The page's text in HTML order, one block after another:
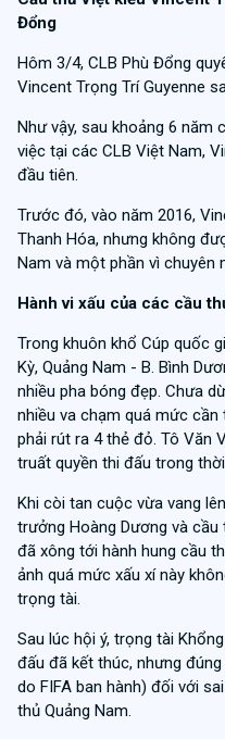
Đổng
Hôm 3/4, CLB Phù Đổng
Vincent Trọng Trí Guyenne
Như vậy, sau khoảng 6 năm
việc tại các CLB Việt Nam,
đầu tiên.
Trước đó, vào năm 2016,
Thanh Hóa, nhưng không
Nam và một phần vì chuyên
Hành vi xấu của các cầu
Trong khuôn khổ Cúp quốc
Kỳ, Quảng Nam - B. Bình
nhiều pha bóng đẹp. Chưa
nhiều va chạm quá mức
phải rút ra 4 thẻ đỏ. Tô Văn
truất quyền thi đấu trong
Khi còi tan cuộc vừa vang
trưởng Hoàng Dương và
đã xông tới hành hung cầu
ảnh quá mức xấu xí này
trọng tài.
Sau lúc hội ý, trọng tài
đấu đã kết thúc, nhưng
do FIFA ban hành) đối với
thủ Quảng Nam.